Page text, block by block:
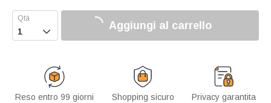
 Aggiungi al carrello
Reso entro 99 giorni Shopping sicuro Privacy garantita